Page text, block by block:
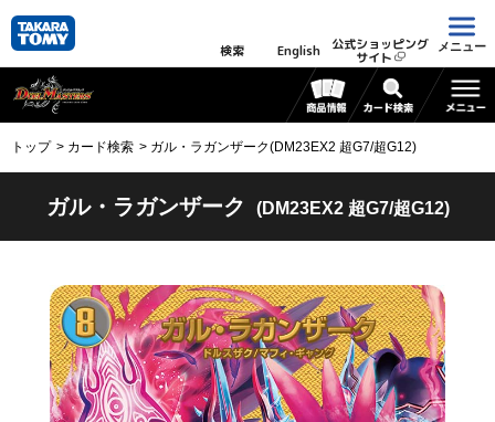
検索 English 公式ショッピング
サイト
メニュー
トップ カード検索 ガル・ラガンザーク(DM23EX2 超G7/超G12)
ガル・ラガンザーク (DM23EX2 超G7/超G12)